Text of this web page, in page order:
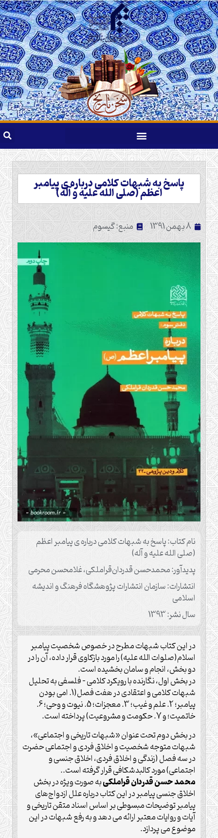
پاسخ به شبهات کلامی درباره ی پیامبر
اعظم (صلی الله علیه و آله)
8 بهمن 1391 منبع: گیسوم
نام کتاب: پاسخ به شبهات کلامی درباره ی پیامبر اعظم
(صلی الله علیه و آله)
پدیدآور: محمدحسن قدردان‌قراملکی، غلامحسن محرمی
انتشارات: سازمان انتشارات پژوهشگاه فرهنگ و اندیشه
اسلامی
سال نشر: 1393
در این کتاب شبهات مطرح در خصوص شخصیت پیامبر
اسلام(صلوات الله علیه) را مورد بازکاوی قرار داده، آن را در
دو بخش، انجام و سامان بخشیده است.
در بخش اول، نگارنده با رویکرد کلامی – فلسفی به تحلیل
شبهات کلامی و اعتقادی در هفت فصل(1. امی بودن
پیامبر؛ 2. علم و غیب؛ 3. معجزات؛ 5. نیوت و وحی؛ 6.
خاتمیت؛ و 7. حکومت و مشروعیت) پرداخته است.
در بخش دوم تحت عنوان «شبهات تاریخی و اجتماعی»،
شبهات متوجه شخصیت و اخلاق فردی و اجتماعی حضرت
در سه فصل (زندگی و اخلاق فردی، اخلاق جنسی و
اجتماعی) مورد کالبدشکافی قرار گرفته است..
محمد حسن قدردان قراملکیبه صورت ویژه در بخش
اخلاق جنسی پیامبر در این کتاب درباره علل ازدواج‌های
پیامبر توضیحات مبسوطی بر اساس اسناد متقن تاریخی و
آیات و روایات معتبر ارائه می دهد و به رفع شبهات در این
موضوع می پردازد.